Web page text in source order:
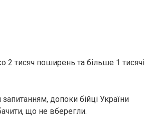
2 тисяч поширень та більше 1 тисячі
допоки бійці України
що не вберегли.